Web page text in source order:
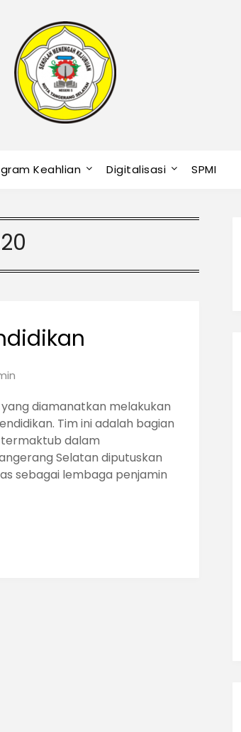
Keahlian Digitalisasi SPMI
diamanatkan melakukan
Tim ini adalah bagian
dalam
Selatan diputuskan
sebagai lembaga penjamin